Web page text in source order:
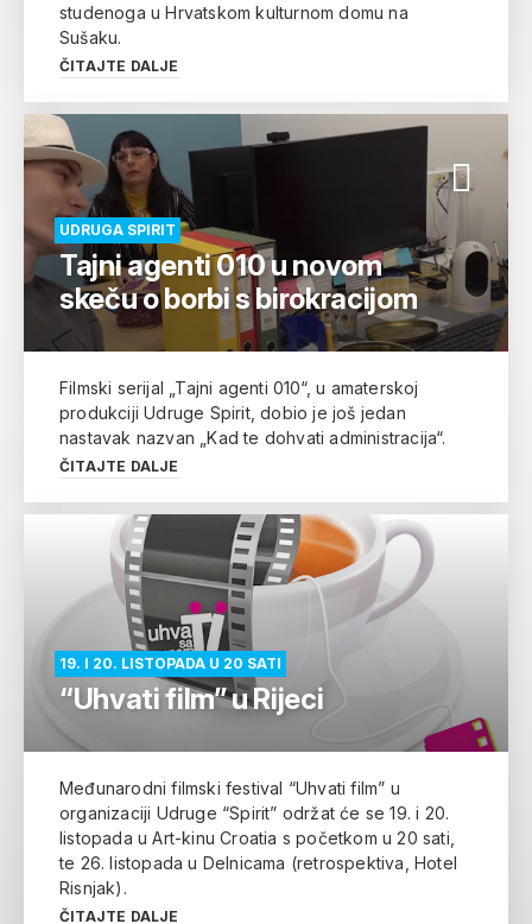
studenoga u Hrvatskom kulturnom domu na
Sušaku.
ČITAJTE DALJE
UDRUGA SPIRIT
Tajni agenti 010 u novom
skeču o borbi s birokracijom
Filmski serijal „Tajni agenti 010“, u amaterskoj
produkciji Udruge Spirit, dobio je još jedan
nastavak nazvan „Kad te dohvati administracija“.
ČITAJTE DALJE
19. I 20. LISTOPADA U 20 SATI
“Uhvati film” u Rijeci
Međunarodni filmski festival “Uhvati film” u
organizaciji Udruge “Spirit” održat će se 19. i 20.
listopada u Art-kinu Croatia s početkom u 20 sati,
te 26. listopada u Delnicama (retrospektiva, Hotel
Risnjak).
ČITAJTE DALJE